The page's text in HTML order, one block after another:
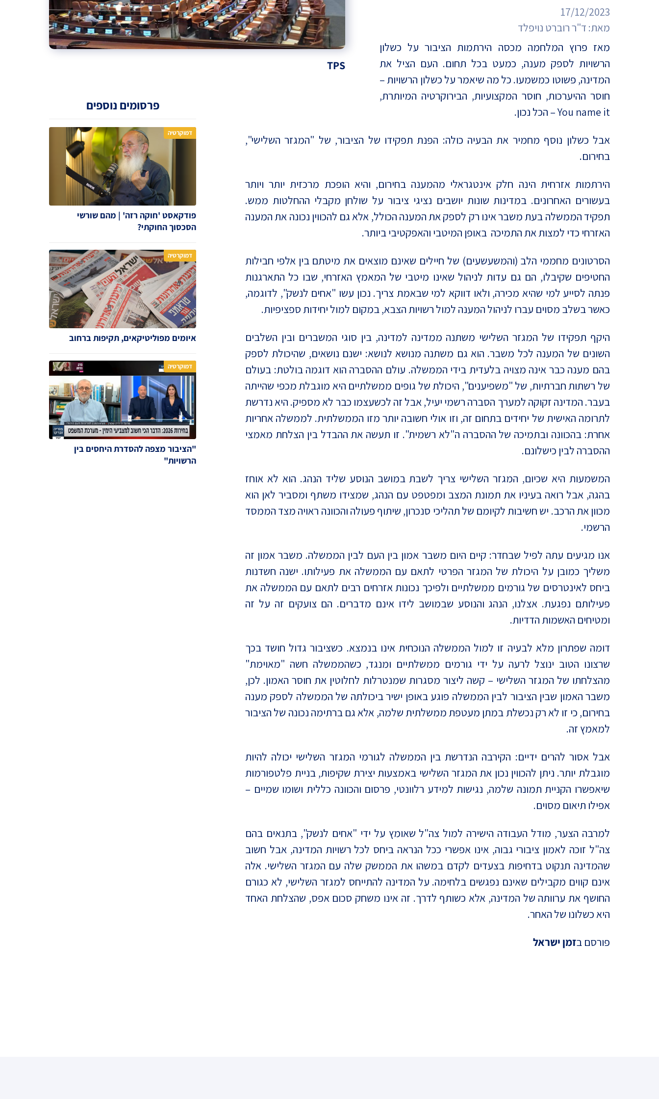
אנטישמיות
דמוקרטיה
דת ומדינה
המזרח התיכון
TPS
17/12/2023
מאת: ד"ר רוברט נויפלד
פרסומים נוספים
דמוקרטיה
פודקאסט 'חוקה רזה' | מהם שורשי
הסכסוך החוקתי?
דמוקרטיה
איומים מפוליטיקאים, תקיפות ברחוב
דמוקרטיה
"הציבור מצפה להסדרת היחסים בין
הרשויות"
מאז פרוץ המלחמה מכסה הירתמות הציבור על כשלון
הרשויות לספק מענה, כמעט בכל תחום. העם הציל את
המדינה, פשוטו כמשמעו. כל מה שיאמר על כשלון הרשויות –
חוסר ההיערכות, חוסר המקצועיות, הבירוקרטיה המיותרת,
You name it – הכל נכון.
אבל כשלון נוסף מחמיר את הבעיה כולה: הפנת תפקידו של הציבור, של "המגזר השלישי",
בחירום.
הירתמות אזרחית הינה חלק אינטגראלי מהמענה בחירום, והיא הופכת מרכזית יותר ויותר
בעשורים האחרונים. במדינות שונות יושבים נציגי ציבור על שולחן מקבלי ההחלטות ממש.
תפקיד הממשלה בעת משבר אינו רק לספק את המענה הכולל, אלא גם להכווין נכונה את המענה
האזרחי כדי למצות את התמיכה באופן המיטבי והאפקטיבי ביותר.
הסרטונים מחממי הלב (והמשעשעים) של חיילים שאינם מוצאים את מיטתם בין אלפי חבילות
החטיפים שקיבלו, הם גם עדות לניהול שאינו מיטבי של המאמץ האזרחי, שבו כל התארגנות
פנתה לסייע למי שהיא מכירה, ולאו דווקא למי שבאמת צריך. נכון עשו "אחים לנשק", לדוגמה,
כאשר בשלב מסוים עברו לניהול המענה למול רשויות הצבא, במקום למול יחידות ספציפיות.
היקף תפקידו של המגזר השלישי משתנה ממדינה למדינה, בין סוגי המשברים ובין השלבים
השונים של המענה לכל משבר. הוא גם משתנה מנושא לנושא: ישנם נושאים, שהיכולת לספק
בהם מענה כבר אינה מצויה בלעדית בידי הממשלה. עולם ההסברה הוא דוגמה בולטת: בעולם
של רשתות חברתיות, של "משפיענים", היכולת של גופים ממשלתיים היא מוגבלת מכפי שהייתה
בעבר. המדינה זקוקה למערך הסברה רשמי יעיל, אבל זה לכשעצמו כבר לא מספיק. היא נדרשת
לתרומה האישית של יחידים בתחום זה, וזו אולי חשובה יותר מזו הממשלתית. לממשלה אחריות
אחרת: בהכוונה ובתמיכה של ההסברה ה"לא רשמית". זו תעשה את ההבדל בין הצלחת מאמצי
ההסברה לבין כישלונם.
המשמעות היא שכיום, המגזר השלישי צריך לשבת במושב הנוסע שליד הנהג. הוא לא אוחז
בהגה, אבל רואה בעיניו את תמונת המצב ומפטפט עם הנהג, שמצידו משתף ומסביר לאן הוא
מכוון את הרכב. יש חשיבות לקיומם של תהליכי סנכרון, שיתוף פעולה והכוונה ראויה מצד הממסד
הרשמי.
אנו מגיעים עתה לפיל שבחדר: קיים היום משבר אמון בין העם לבין הממשלה. משבר אמון זה
משליך כמובן על היכולת של המגזר הפרטי לתאם עם הממשלה את פעילותו. ישנה חשדנות
ביחס לאינטרסים של גורמים ממשלתיים ולפיכך נכונות אזרחים רבים לתאם עם הממשלה את
פעילותם נפגעת. אצלנו, הנהג והנוסע שבמושב לידו אינם מדברים. הם צועקים זה על זה
ומטיחים האשמות הדדיות.
דומה שפתרון מלא לבעיה זו למול הממשלה הנוכחית אינו בנמצא. כשציבור גדול חושד בכך
שרצונו הטוב ינוצל לרעה על ידי גורמים ממשלתיים ומנגד, כשהממשלה חשה "מאוימת"
מהצלחתו של המגזר השלישי – קשה ליצור מסגרות שמנטרלות לחלוטין את חוסר האמון. לכן,
משבר האמון שבין הציבור לבין הממשלה פוגע באופן ישיר ביכולתה של הממשלה לספק מענה
בחירום, כי זו לא רק נכשלת במתן מעטפת ממשלתית שלמה, אלא גם ברתימה נכונה של הציבור
למאמץ זה.
אבל אסור להרים ידיים: הקירבה הנדרשת בין הממשלה לגורמי המגזר השלישי יכולה להיות
מוגבלת יותר. ניתן להכווין נכון את המגזר השלישי באמצעות יצירת שקיפות, בניית פלטפורמות
שיאפשרו הקניית תמונה שלמה, נגישות למידע רלוונטי, פרסום והכוונה כללית ושומו שמיים –
אפילו תיאום מסוים.
למרבה הצער, מודל העבודה הישירה למול צה"ל שאומץ על ידי "אחים לנשק", בתנאים בהם
צה"ל זוכה לאמון ציבורי גבוה, אינו אפשרי ככל הנראה ביחס לכל רשויות המדינה, אבל חשוב
שהמדינה תנקוט בדחיפות בצעדים לקדם במשהו את הממשק שלה עם המגזר השלישי. אלה
אינם קווים מקבילים שאינם נפגשים בלחימה. על המדינה להתייחס למגזר השלישי, לא כגורם
החושף את ערוותה של המדינה, אלא כשותף לדרך. זה אינו משחק סכום אפס, שהצלחת האחד
היא כשלונו של האחר.
פורסם בזמן ישראל